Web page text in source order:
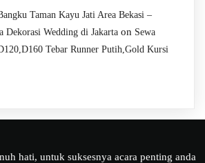
Taman Kayu Jati Area Bekasi –
Dekorasi Wedding di Jakarta on Sewa
Tebar Runner Putih,Gold Kursi
hati, untuk suksesnya acara penting anda